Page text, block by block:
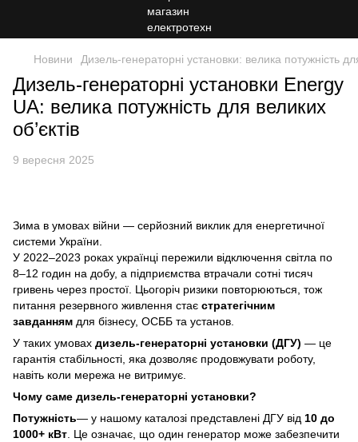
Новини Дизель-генераторні установки: велика потужність
Дизель-генераторні установки Energy
UA: велика потужність для великих
об’єктів
9 вересня 2025
Зима в умовах війни — серйозний виклик для енергетичної
системи України.
У 2022–2023 роках українці пережили відключення світла по
8–12 годин на добу, а підприємства втрачали сотні тисяч
гривень через простої. Цьогоріч ризики повторюються, тож
питання резервного живлення стає стратегічним
завданням для бізнесу, ОСББ та установ.
У таких умовах дизель-генераторні установки (ДГУ) — це
гарантія стабільності, яка дозволяє продовжувати роботу,
навіть коли мережа не витримує.
Чому саме дизель-генераторні установки?
Потужність— у нашому каталозі представлені ДГУ від 10 до
1000+ кВт . Це означає, що один генератор може забезпечити